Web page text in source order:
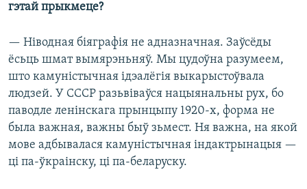
гэтай прыкмеце?
— Ніводная біяграфія не адназначная. Заўсёды
ёсьць шмат вымярэньняў. Мы цудоўна разумеем,
што камуністычная ідэалёгія выкарыстоўвала
людзей. У СССР разьвіваўся нацыянальны рух, бо
паводле ленінскага прынцыпу 1920-х, форма не
была важная, важны быў зьмест. Ня важна, на якой
мове адбывалася камуністычная індактрынацыя —
ці па-ўкраінску, ці па-беларуску.